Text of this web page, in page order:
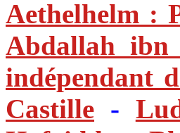
Aethelhelm :
Abdallah
indépendant
Castille -